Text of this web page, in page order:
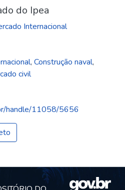
do Ipea
Internacional
, Construção naval,
civil
handle/11058/5656